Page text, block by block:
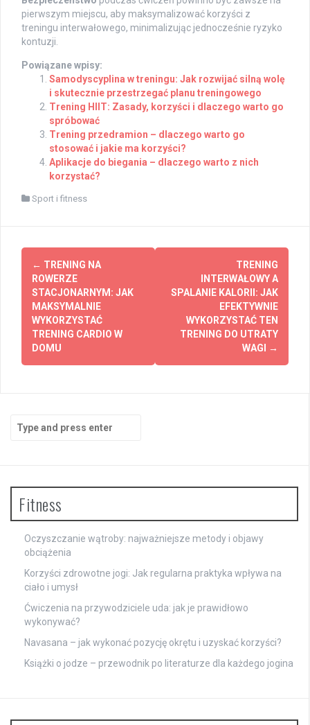
pierwszym miejscu, aby maksymalizować korzyści z
treningu interwałowego, minimalizując jednocześnie ryzyko
kontuzji.
Powiązane wpisy:
Samodyscyplina w treningu: Jak rozwijać silną wolę
i skutecznie przestrzegać planu treningowego
Trening HIIT: Zasady, korzyści i dlaczego warto go
spróbować
Trening przedramion – dlaczego warto go
stosować i jakie ma korzyści?
Aplikacje do biegania – dlaczego warto z nich
korzystać?
Sport i fitness
Post
navigation
← TRENING NA
ROWERZE
STACJONARNYM: JAK
MAKSYMALNIE
WYKORZYSTAĆ
TRENING CARDIO W
DOMU
TRENING
INTERWAŁOWY A
SPALANIE KALORII: JAK
EFEKTYWNIE
WYKORZYSTAĆ TEN
TRENING DO UTRATY
WAGI
→
for:
Fitness
Oczyszczanie wątroby: najważniejsze metody i objawy
obciążenia
Korzyści zdrowotne jogi: Jak regularna praktyka wpływa na
ciało i umysł
Ćwiczenia na przywodziciele uda: jak je prawidłowo
wykonywać?
Navasana – jak wykonać pozycję okrętu i uzyskać korzyści?
Książki o jodze – przewodnik po literaturze dla każdego jogina